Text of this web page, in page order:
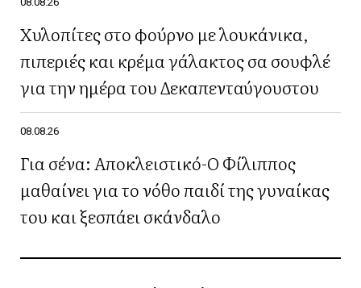
Χυλοπίτες στο φούρνο με λουκάνικα,
πιπεριές και κρέμα γάλακτος σα σουφλέ
για την ημέρα του Δεκαπενταύγουστου
08.08.26
Για σένα: Αποκλειστικό-Ο Φίλιππος
μαθαίνει για το νόθο παιδί της γυναίκας
του και ξεσπάει σκάνδαλο